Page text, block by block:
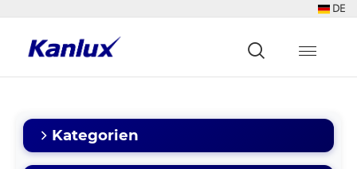
DE
główna
Kategorien